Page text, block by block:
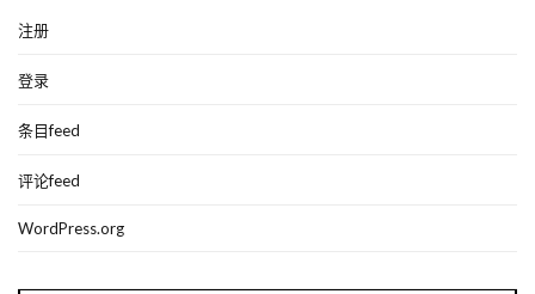
注册
登录
条目feed
评论feed
WordPress.org